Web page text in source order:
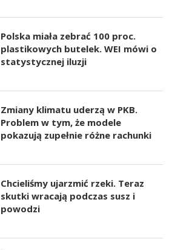
Polska miała zebrać 100 proc.
plastikowych butelek. WEI mówi o
statystycznej iluzji
Zmiany klimatu uderzą w PKB.
Problem w tym, że modele
pokazują zupełnie różne rachunki
Chcieliśmy ujarzmić rzeki. Teraz
skutki wracają podczas susz i
powodzi